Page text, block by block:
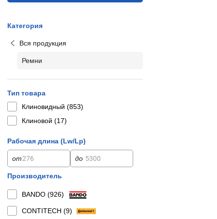
Категория
Вся продукция
Ремни
Тип товара
Клиновидный (853)
Клиновой (17)
Рабочая длина (Lw/Lp)
от до
Производитель
BANDO (926)
CONTITECH (9)